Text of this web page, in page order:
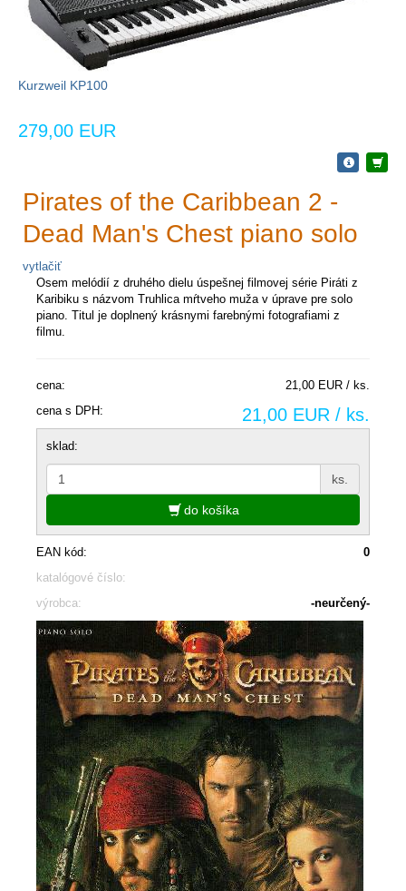
Kurzweil KP100
279,00 EUR
Pirates of the Caribbean 2 -
Dead Man's Chest piano solo
vytlačiť
Osem melódií z druhého dielu úspešnej filmovej série Piráti z
Karibiku s názvom Truhlica mŕtveho muža v úprave pre solo
piano. Titul je doplnený krásnymi farebnými fotografiami z
filmu.
cena:
21,00 EUR / ks.
cena s DPH:
21,00 EUR / ks.
sklad:
ks.
do košíka
EAN kód:
0
katalógové číslo:
výrobca:
-neurčený-